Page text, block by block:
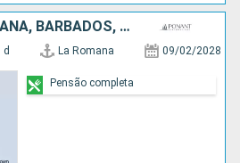
REPUBLICA DOMINICANA, BARBADOS, FRANCIA
d La Romana 09/02/2028
Pensão completa